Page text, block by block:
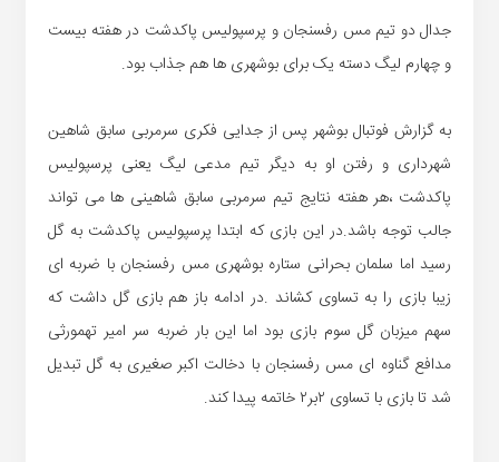
جدال دو تیم مس رفسنجان و پرسپولیس پاکدشت در هفته بیست
و چهارم لیگ دسته یک برای بوشهری ها هم جذاب بود.
به گزارش فوتبال بوشهر پس از جدایی فکری سرمربی سابق شاهین
شهرداری و رفتن او به دیگر تیم مدعی لیگ یعنی پرسپولیس
پاکدشت ،هر هفته نتایج تیم سرمربی سابق شاهینی ها می تواند
جالب توجه باشد.در این بازی که ابتدا پرسپولیس پاکدشت به گل
رسید اما سلمان بحرانی ستاره بوشهری مس رفسنجان با ضربه ای
زیبا بازی را به تساوی کشاند .در ادامه باز هم بازی گل داشت که
سهم میزبان گل سوم بازی بود اما این بار ضربه سر امیر تهمورثی
مدافع گناوه ای مس رفسنجان با دخالت اکبر صغیری به گل تبدیل
شد تا بازی با تساوی ۲بر۲ خاتمه پیدا کند.